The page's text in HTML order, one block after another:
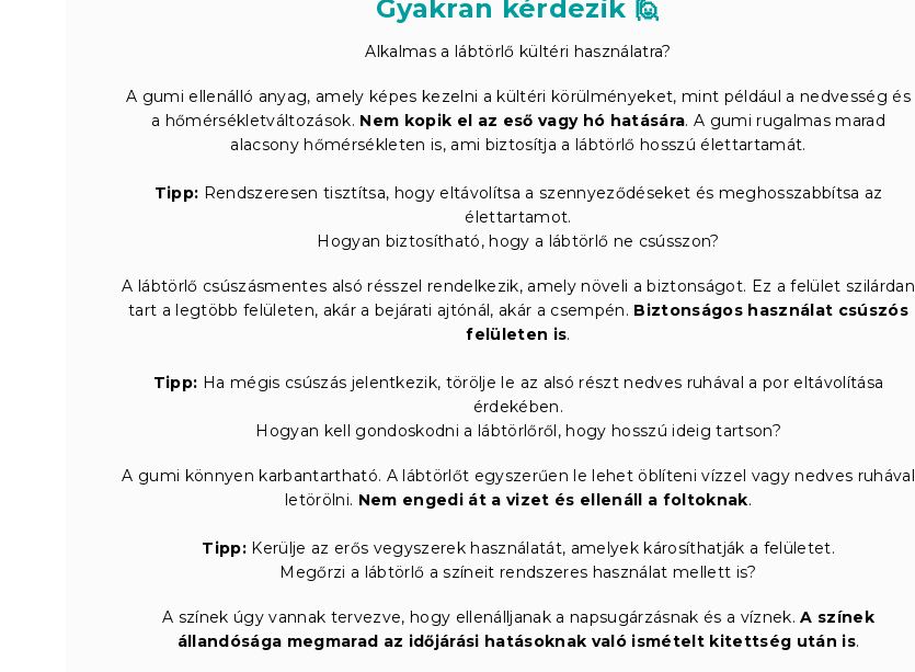
Gyakran kérdezik 🙋
Alkalmas a lábtörlő kültéri használatra?
A gumi ellenálló anyag, amely képes kezelni a kültéri körülményeket, mint például a nedvesség és
a hőmérsékletváltozások. Nem kopik el az eső vagy hó hatására. A gumi rugalmas marad
alacsony hőmérsékleten is, ami biztosítja a lábtörlő hosszú élettartamát.
Tipp: Rendszeresen tisztítsa, hogy eltávolítsa a szennyeződéseket és meghosszabbítsa az
élettartamot.
Hogyan biztosítható, hogy a lábtörlő ne csússzon?
A lábtörlő csúszásmentes alsó résszel rendelkezik, amely növeli a biztonságot. Ez a felület szilárdan
tart a legtöbb felületen, akár a bejárati ajtónál, akár a csempén. Biztonságos használat csúszós
felületen is.
Tipp: Ha mégis csúszás jelentkezik, törölje le az alsó részt nedves ruhával a por eltávolítása
érdekében.
Hogyan kell gondoskodni a lábtörlőről, hogy hosszú ideig tartson?
A gumi könnyen karbantartható. A lábtörlőt egyszerűen le lehet öblíteni vízzel vagy nedves ruhával
letörölni. Nem engedi át a vizet és ellenáll a foltoknak.
Tipp:Kerülje az erős vegyszerek használatát, amelyek károsíthatják a felületet.
Megőrzi a lábtörlő a színeit rendszeres használat mellett is?
A színek úgy vannak tervezve, hogy ellenálljanak a napsugárzásnak és a víznek.A színek
állandósága megmarad az időjárási hatásoknak való ismételt kitettség után is.